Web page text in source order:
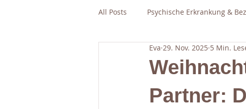
All Posts Psychische Erkrankung &
Partner:
Eva 29. Nov. 2025 5 Min.